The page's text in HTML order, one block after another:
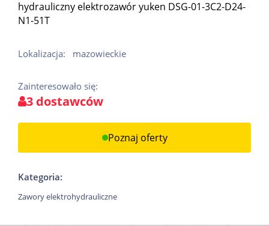
hydrauliczny elektrozawór yuken DSG-01-3C2-D24-
N1-51T
Lokalizacja: mazowieckie
Zainteresowało się:
3 dostawców
Poznaj oferty
Kategoria:
Zawory elektrohydrauliczne